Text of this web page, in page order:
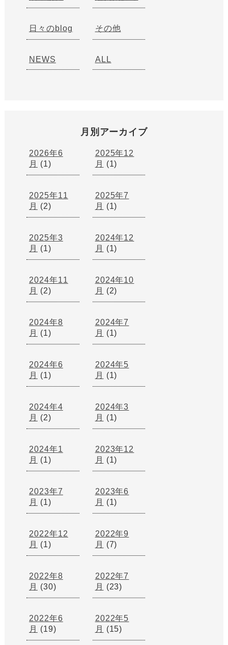
日々のblog その他
NEWS ALL
月別アーカイブ
2026年6
月
(1)
2025年12
月
(1)
2025年11
月
(2)
2025年7
月
(1)
2025年3
月
(1)
2024年12
月
(1)
2024年11
月
(2)
2024年10
月
(2)
2024年8
月
(1)
2024年7
月
(1)
2024年6
月
(1)
2024年5
月
(1)
2024年4
月
(2)
2024年3
月
(1)
2024年1
月
(1)
2023年12
月
(1)
2023年7
月
(1)
2023年6
月
(1)
2022年12
月
(1)
2022年9
月
(7)
2022年8
月
(30)
2022年7
月
(23)
2022年6
月
(19)
2022年5
月
(15)